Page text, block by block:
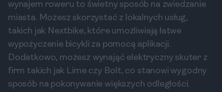
wynajem roweru to świetny sposób na zwiedzanie
miasta. Możesz skorzystać z lokalnych usług,
takich jak Nextbike, które umożliwiają łatwe
wypożyczenie bicykli za pomocą aplikacji.
Dodatkowo, możesz wynająć elektryczny skuter z
firm takich jak Lime czy Bolt, co stanowi wygodny
sposób na pokonywanie większych odległości.